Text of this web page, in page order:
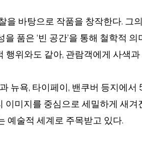
을 바탕으로 작품을 창작한다. 그
품은 ‘빈 공간’을 통해 철학적
위와도 같아, 관람객에게 사색
뉴욕, 타이페이, 밴쿠버 등지에
미지를 중심으로 세밀하게 새
예술적 세계로 주목받고 있다.